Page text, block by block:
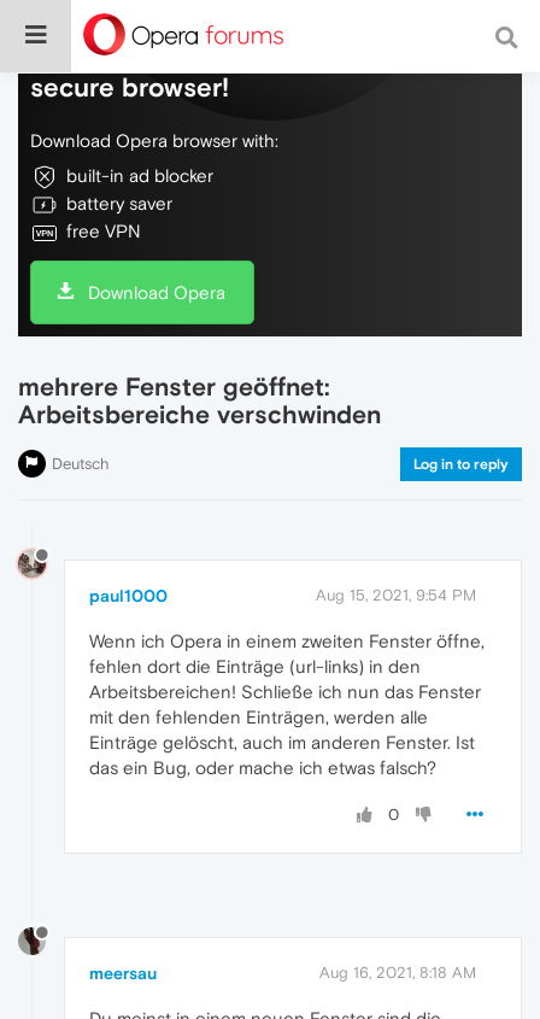
Do more on the web, with a fast and
secure browser!
Download Opera browser with:
built-in ad blocker
battery saver
free VPN
Download Opera
mehrere Fenster geöffnet:
Arbeitsbereiche verschwinden
Deutsch Log in to reply
paul1000 Aug 15, 2021, 9:54 PM
Wenn ich Opera in einem zweiten Fenster öffne,
fehlen dort die Einträge (url-links) in den
Arbeitsbereichen! Schließe ich nun das Fenster
mit den fehlenden Einträgen, werden alle
Einträge gelöscht, auch im anderen Fenster. Ist
das ein Bug, oder mache ich etwas falsch?
0
meersau Aug 16, 2021, 8:18 AM